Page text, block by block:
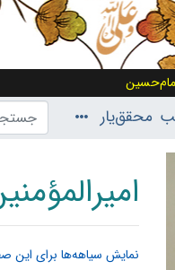
محقق‌یار
امیرالمؤمنین را
نمایش سیاهه‌ها برای این